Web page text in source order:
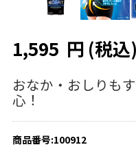
1,595 円 (税込)
おなか・おしりも
心！
商品番号:100912